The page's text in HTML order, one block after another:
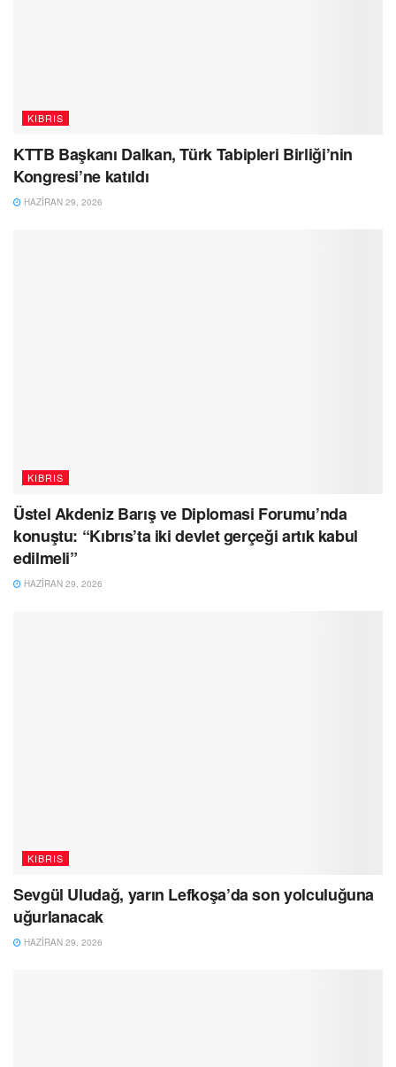
KIBRIS
KTTB Başkanı Dalkan, Türk Tabipleri Birliği’nin
Kongresi’ne katıldı
HAZIRAN 29, 2026
KIBRIS
Üstel Akdeniz Barış ve Diplomasi Forumu’nda
konuştu: “Kıbrıs’ta iki devlet gerçeği artık kabul
edilmeli”
HAZIRAN 29, 2026
KIBRIS
Sevgül Uludağ, yarın Lefkoşa’da son yolculuğuna
uğurlanacak
HAZIRAN 29, 2026